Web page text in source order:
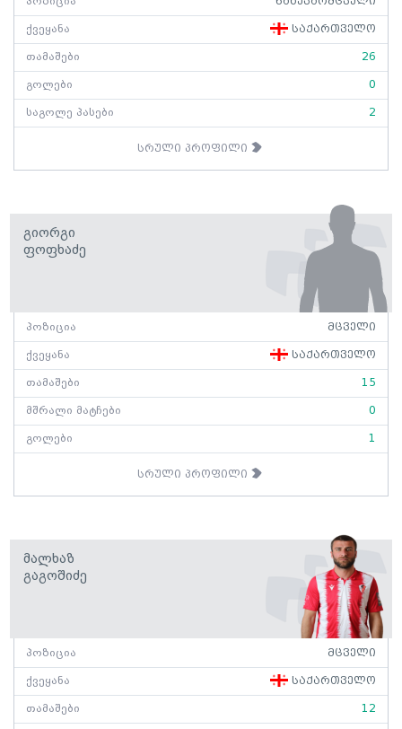
ქვეყანა საქართველო
თამაშები 26
გოლები 0
საგოლე პასები 2
სრული პროფილი
Გიორგი
Ფოფხაძე
პოზიცია მცველი
ქვეყანა საქართველო
თამაშები 15
მშრალი მატჩები 0
გოლები 1
სრული პროფილი
Მალხაზ
Გაგოშიძე
პოზიცია მცველი
ქვეყანა საქართველო
თამაშები 12